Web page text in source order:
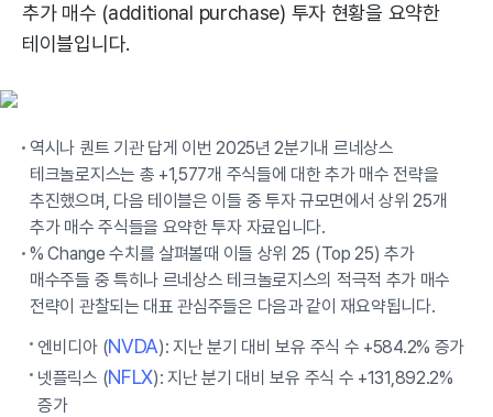
추가 매수 (additional purchase) 투자 현황을 요약한
테이블입니다.
역시나 퀀트 기관 답게 이번 2025년 2분기내 르네상스
테크놀로지스는 총 +1,577개 주식들에 대한 추가 매수 전략을
추진했으며, 다음 테이블은 이들 중 투자 규모면에서 상위 25개
추가 매수 주식들을 요약한 투자 자료입니다.
% Change 수치를 살펴볼때 이들 상위 25 (Top 25) 추가
매수주들 중 특히나 르네상스 테크놀로지스의 적극적 추가 매수
전략이 관찰되는 대표 관심주들은 다음과 같이 재요약됩니다.
엔비디아 (NVDA): 지난 분기 대비 보유 주식 수 +584.2% 증가
넷플릭스 (NFLX): 지난 분기 대비 보유 주식 수 +131,892.2%
증가